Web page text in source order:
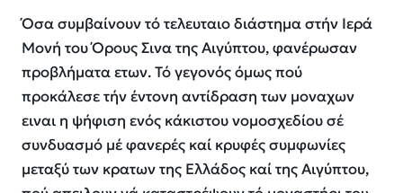
Όσα συμβαίνουν τό τελευταιο διάστημα στήν Ιερά
Μονή του Όρους Σινα της Αιγύπτου, φανέρωσαν
προβλήματα ετων. Τό γεγονός όμως πού
προκάλεσε τήν έντονη αντίδραση των μοναχων
ειναι η ψήφιση ενός κάκιστου νομοσχεδίου σέ
συνδυασμό μέ φανερές καί κρυφές συμφωνίες
μεταξύ των κρατων της Ελλάδος καί της Αιγύπτου,